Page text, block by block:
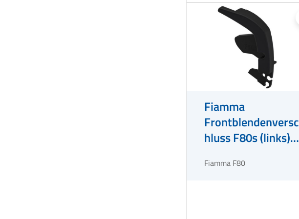
Fiamma
Frontblendenversc
hluss F80s (links) -
Fiamma F80